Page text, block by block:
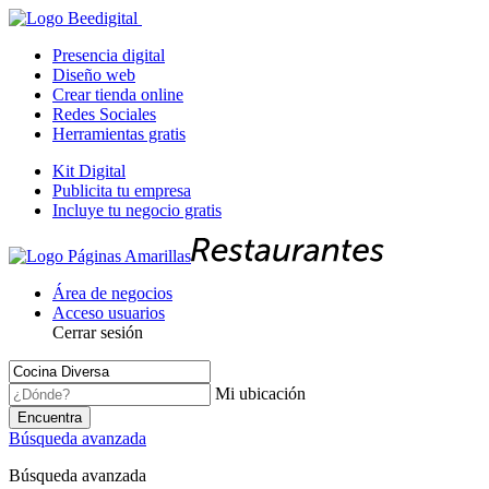
Presencia digital
Diseño web
Crear tienda online
Redes Sociales
Herramientas gratis
Kit Digital
Publicita tu empresa
Incluye tu negocio gratis
Área de negocios
Acceso usuarios
Cerrar sesión
Mi ubicación
Encuentra
Búsqueda avanzada
Búsqueda avanzada